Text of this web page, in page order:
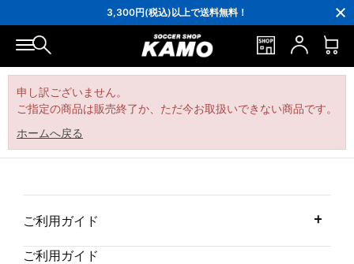
3,300円(税込)以上で送料無料！
ポイント還元率5％！プレミア会員は7％
会員の方にはお誕生月に「10％OFFクーポン」プレゼント！
16,000円(税込)以上でシューズケースプレゼント！
3,300円(税込)以上で送料無料！
申し訳ございません。
ご指定の商品は販売終了か、ただ今お取扱いできない商品です。
ホームへ戻る
ご利用ガイド
ご利用ガイド